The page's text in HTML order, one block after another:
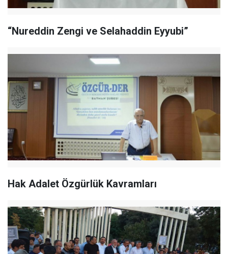
“Nureddin Zengi ve Selahaddin Eyyubi”
Hak Adalet Özgürlük Kavramları